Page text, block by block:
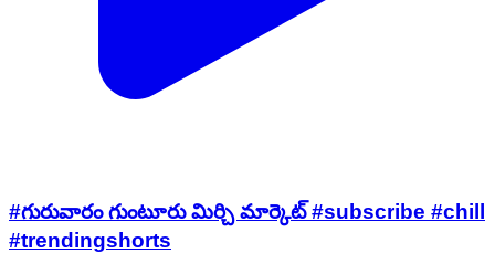
#గురువారం గుంటూరు మిర్చి మార్కెట్ #subscribe #chill
#trendingshorts